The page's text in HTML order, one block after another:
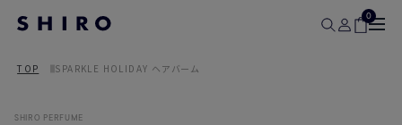
0
TOP SPARKLE HOLIDAY ヘアバーム
SHIRO PERFUME